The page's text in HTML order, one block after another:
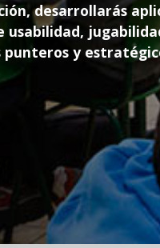
desarrollarás
punteros y